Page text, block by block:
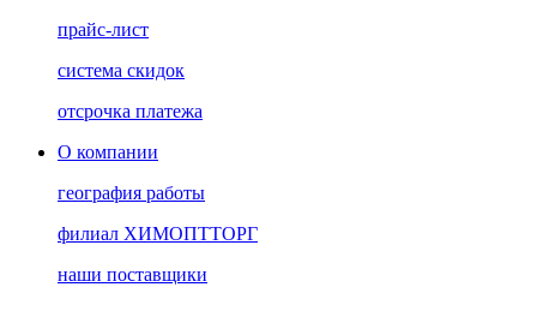
прайс-лист
система скидок
отсрочка платежа
О компании
география работы
филиал ХИМОПТТОРГ
наши поставщики